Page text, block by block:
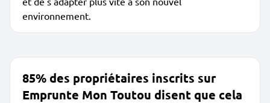
environnement.
85% des propriétaires inscrits sur
Emprunte Mon Toutou disent que cela